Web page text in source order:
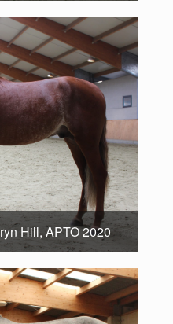
Hill, APTO 2020